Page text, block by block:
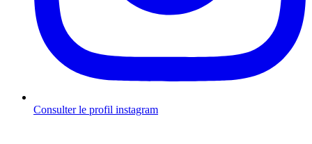
Consulter le profil instagram